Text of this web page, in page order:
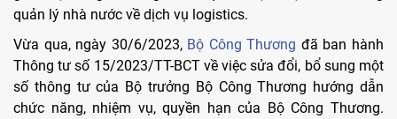
quản lý nhà nước về dịch vụ logistics.
Vừa qua, ngày 30/6/2023, Bộ Công Thương đã ban hành
Thông tư số 15/2023/TT-BCT về việc sửa đổi, bổ sung một
số thông tư của Bộ trưởng Bộ Công Thương hướng dẫn
chức năng, nhiệm vụ, quyền hạn của Bộ Công Thương.